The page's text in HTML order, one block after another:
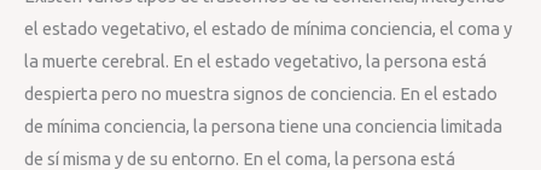
el estado vegetativo, el estado de mínima conciencia, el coma y
la muerte cerebral. En el estado vegetativo, la persona está
despierta pero no muestra signos de conciencia. En el estado
de mínima conciencia, la persona tiene una conciencia limitada
de sí misma y de su entorno. En el coma, la persona está